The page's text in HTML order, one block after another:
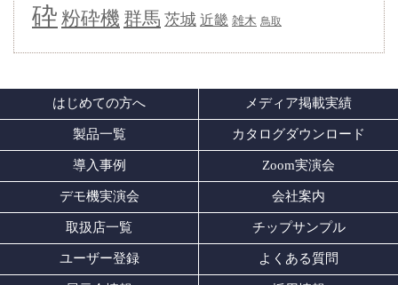
砕 粉砕機 群馬 茨城 近畿 雑木 鳥取
はじめての方へ メディア掲載実績
製品一覧 カタログダウンロード
導入事例 Zoom実演会
デモ機実演会 会社案内
取扱店一覧 チップサンプル
ユーザー登録 よくある質問